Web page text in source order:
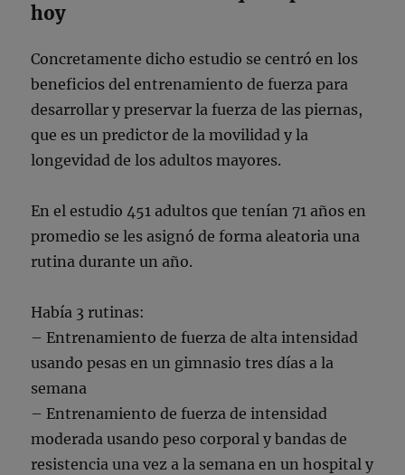
hoy
Concretamente dicho estudio se centró en los
beneficios del entrenamiento de fuerza para
desarrollar y preservar la fuerza de las piernas,
que es un predictor de la movilidad y la
longevidad de los adultos mayores.
En el estudio 451 adultos que tenían 71 años en
promedio se les asignó de forma aleatoria una
rutina durante un año.
Había 3 rutinas:
– Entrenamiento de fuerza de alta intensidad
usando pesas en un gimnasio tres días a la
semana
– Entrenamiento de fuerza de intensidad
moderada usando peso corporal y bandas de
resistencia una vez a la semana en un hospital y